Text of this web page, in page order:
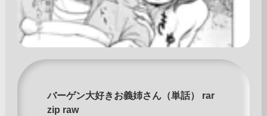
バーゲン大好きお義姉さん（単話） rar
zip raw